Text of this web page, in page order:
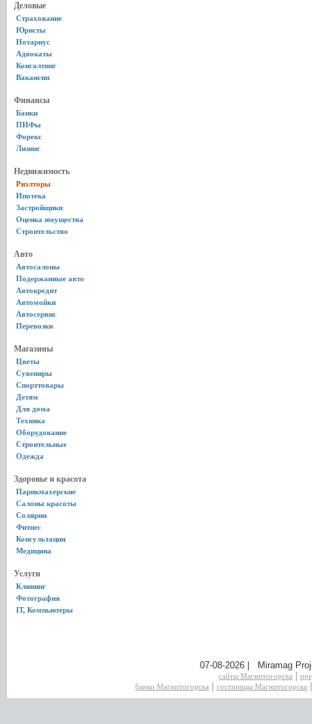
Деловые
Страхование
Юристы
Нотариус
Адвокаты
Консалтинг
Вакансии
Финансы
Банки
ПИФы
Форекс
Лизинг
Недвижимость
Риэлторы
Ипотека
Застройщики
Оценка имущества
Строительство
Авто
Автосалоны
Подержанные авто
Автокредит
Автомойки
Автосервис
Перевозки
Магазины
Цветы
Сувениры
Спорттовары
Детям
Для дома
Техника
Оборудование
Строительные
Одежда
Здоровье и красота
Парикмахерские
Салоны красоты
Солярии
Фитнес
Консультации
Медицина
Услуги
Клининг
Фотография
IT, Компьютеры
07-08-2026 | Miramag
сайты Магнитогорска
банки Магнитогорска
гостиницы Магнитогорска